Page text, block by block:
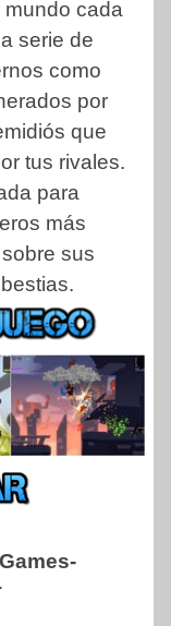
cada
serie de
como
por
que
tus rivales.
para
más
sus